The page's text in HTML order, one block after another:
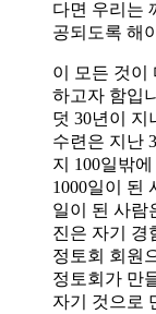
다면 우리는
공되도록 해
이 모든 것이
하고자 함입
덧 30년이 지
수련은 지난
지 100일밖
1000일이 된
일이 된 사람
진은 자기 경
정토회 회원
정토회가 만
자기 것으로